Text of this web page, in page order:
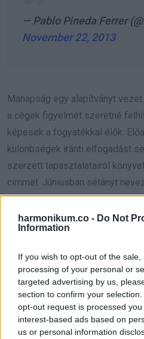
harmonikum.co - Do Not
Information
If you wish to opt-out of the
processing of your personal or
targeted advertising by us,
section to confirm your
opt-out request is processed
interest-based ads based on
us or personal information
— Pablo Pineda Ferrer
November 22, 2013
Manapság egy alapítványt
a cégek figyelmét szeretné
képesek a fogyatékkal élők.
különbségek iránti elfogadást
szerzett tapasztalatairól
címmel. Júniusban sétányt
El corazón en apoyo del
Málaga
@DiocesisMalaga